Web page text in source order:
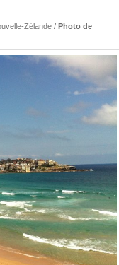
Zélande /Photo de